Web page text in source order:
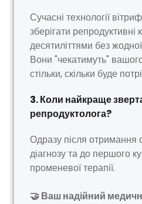
Сучасні технології
зберігати репродуктивні
десятиліттями без жодної
Вони "чекатимуть"
стільки, скільки буде
3. Коли найкраще
репродуктолога?
Одразу після отримання
діагнозу та до першого
променевої терапії.
🤝 Ваш надійний